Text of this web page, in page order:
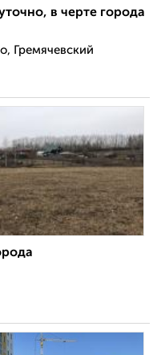
в черте города
Гремячевский